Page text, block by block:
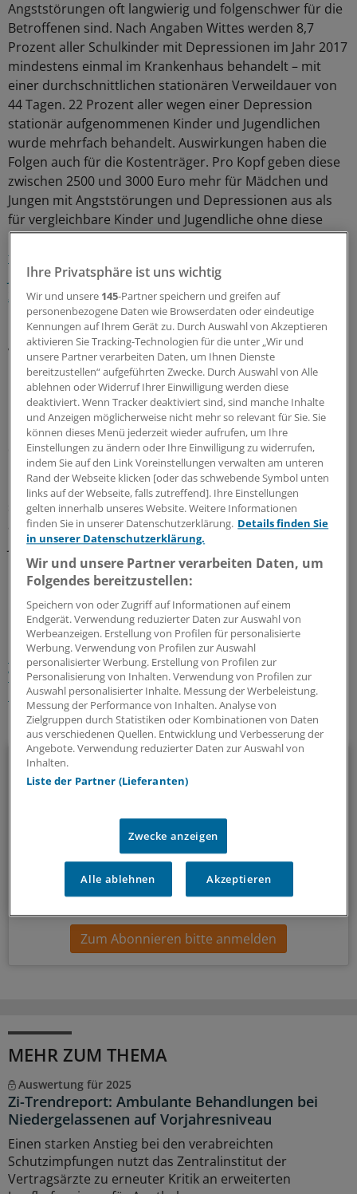
Angststörungen oft langwierig und folgenschwer für die
Betroffenen sind. Nach Angaben Wittes werden 8,7
Prozent aller Schulkinder mit Depressionen im Jahr 2017
mindestens einmal im Krankenhaus behandelt – mit
einer durchschnittlichen stationären Verweildauer von
44 Tagen. 22 Prozent aller wegen einer Depression
stationär aufgenommenen Kinder und Jugendlichen
wurde mehrfach behandelt. Auswirkungen haben die
Folgen auch für die Kostenträger. Pro Kopf geben diese
zwischen 2500 und 3000 Euro mehr für Mädchen und
Jungen mit Angststörungen und Depressionen aus als
für vergleichbare Kinder und Jugendliche ohne diese
Diagnosen.Bundesweit summieren sich die Ausgaben
für die beiden Erkrankungen bei Kindern und
Jugendlichen auf 406 Millionen Euro (Depression) und
390 Millionen Euro (Angststörungen).Für Schleswig-
Holstein liegen diese Ausgaben bei 16 beziehungsweise
14 Millionen Euro. „Eine gezielte
Versorgungsverbesserung hätte hohes ökonomisches
und präventives Potential“, glaubt Witte.
Lubinsky verwies in diesem Zusammenhang auf ein
neues Versorgungsangebot seiner Krankenkasse unter
dem Namen „veo“, das für zwölf- bis 17-jährige
Betroffene nach einem Krankenhausaufenthalt eine
besser vernetzte ambulante Nachsorge ermöglichen
soll. Eingebunden werden neben Haus- und Fachärzten
auch Beratungsstellen, Schulpsychologen und
Jugendämter. Ziel ist es, Wartezeiten zu verringern.
Schlagworte:
Psychotherapeutische Versorgung
Versorgungsforschung Psychotherapie
Neuro-psychiatrische Krankheiten Schleswig-Holstein
Ihr Newsletter zum Thema
Politik & Debatte
Geschehen in der Gesundheitspolitik. Mit Analysen,
Hintergründen und einem Blick auf Themen, die die Agenda
bestimmen.
14-tägig, donnerstags
Zum Abonnieren bitte anmelden
MEHR ZUM THEMA
Auswertung für 2025
Zi-Trendreport: Ambulante Behandlungen bei
Niedergelassenen auf Vorjahresniveau
Einen starken Anstieg bei den verabreichten
Schutzimpfungen nutzt das Zentralinstitut der
Vertragsärzte zu erneuter Kritik an erweiterten
Ihre Privatsphäre ist uns wichtig
Wir und unsere 145-Partner speichern und greifen auf
personenbezogene Daten wie Browserdaten oder eindeutige
Kennungen auf Ihrem Gerät zu. Durch Auswahl von Akzeptieren
aktivieren Sie Tracking-Technologien für die unter „Wir und
unsere Partner verarbeiten Daten, um Ihnen Dienste
bereitzustellen“ aufgeführten Zwecke. Durch Auswahl von Alle
ablehnen oder Widerruf Ihrer Einwilligung werden diese
deaktiviert. Wenn Tracker deaktiviert sind, sind manche Inhalte
und Anzeigen möglicherweise nicht mehr so relevant für Sie. Sie
können dieses Menü jederzeit wieder aufrufen, um Ihre
Einstellungen zu ändern oder Ihre Einwilligung zu widerrufen,
indem Sie auf den Link Voreinstellungen verwalten am unteren
Rand der Webseite klicken [oder das schwebende Symbol unten
links auf der Webseite, falls zutreffend]. Ihre Einstellungen
gelten innerhalb unseres Website. Weitere Informationen
finden Sie in unserer Datenschutzerklärung. Details finden Sie
in unserer Datenschutzerklärung.
Wir und unsere Partner verarbeiten Daten, um
Folgendes bereitzustellen:
Speichern von oder Zugriff auf Informationen auf einem
Endgerät. Verwendung reduzierter Daten zur Auswahl von
Werbeanzeigen. Erstellung von Profilen für personalisierte
Werbung. Verwendung von Profilen zur Auswahl
personalisierter Werbung. Erstellung von Profilen zur
Personalisierung von Inhalten. Verwendung von Profilen zur
Auswahl personalisierter Inhalte. Messung der Werbeleistung.
Messung der Performance von Inhalten. Analyse von
Zielgruppen durch Statistiken oder Kombinationen von Daten
aus verschiedenen Quellen. Entwicklung und Verbesserung der
Angebote. Verwendung reduzierter Daten zur Auswahl von
Inhalten.
Liste der Partner (Lieferanten)
Zwecke anzeigen
Alle ablehnen Akzeptieren